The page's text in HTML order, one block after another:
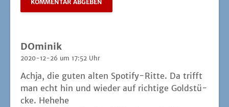
DOminik
2020-12-26 um 17:52 Uhr
Ach­ja, die guten alten Spo­ti­fy-Rit­te. Da trifft
man echt hin und wie­der auf rich­ti­ge Gold­stü­
cke. Hehehe